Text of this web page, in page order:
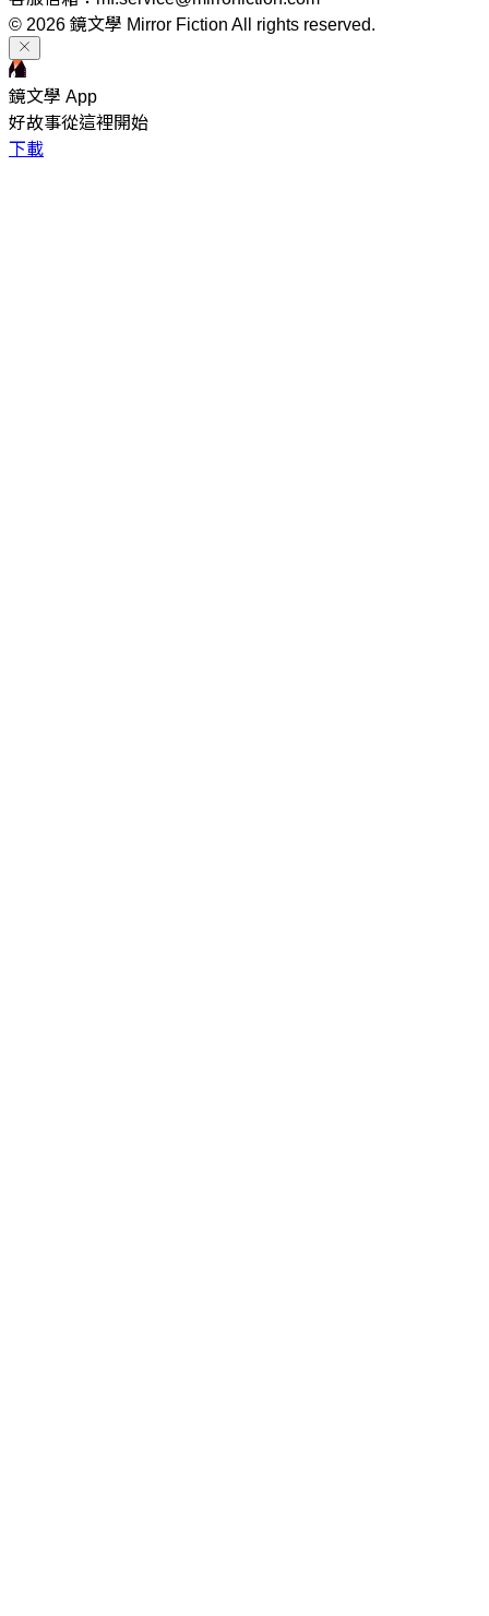
© 2026 鏡文學 Mirror Fiction All rights reserved.
鏡文學 App
好故事從這裡開始
下載